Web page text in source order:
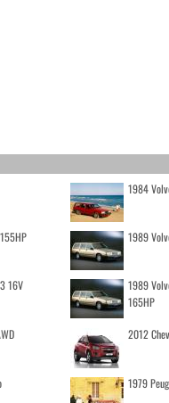
1984
1989
16V
1989
165HP
2012
1979